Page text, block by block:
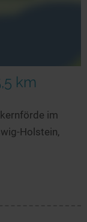
km
im
Holstein,